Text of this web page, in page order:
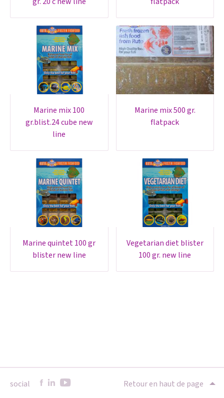
marine mix 100
gr.blist.24 cube new
line
marine mix 500 gr.
flatpack
marine quintet 100 gr
blister new line
vegetarian diet blister
100 gr. new line
social Retour en haut de page